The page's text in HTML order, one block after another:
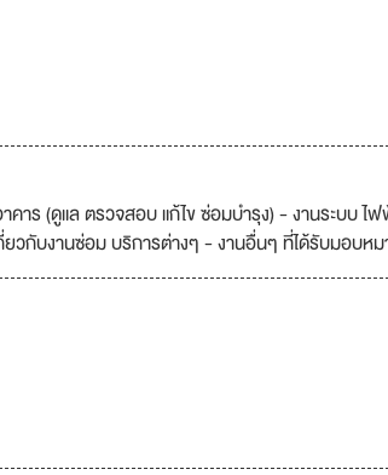
คาร (ดูแล ตรวจสอบ แก้ไข ซ่อมบำรุง) - งานระบบ
ยวกับงานซ่อม บริการต่างๆ - งานอื่นๆ ที่ได้รับมอบห